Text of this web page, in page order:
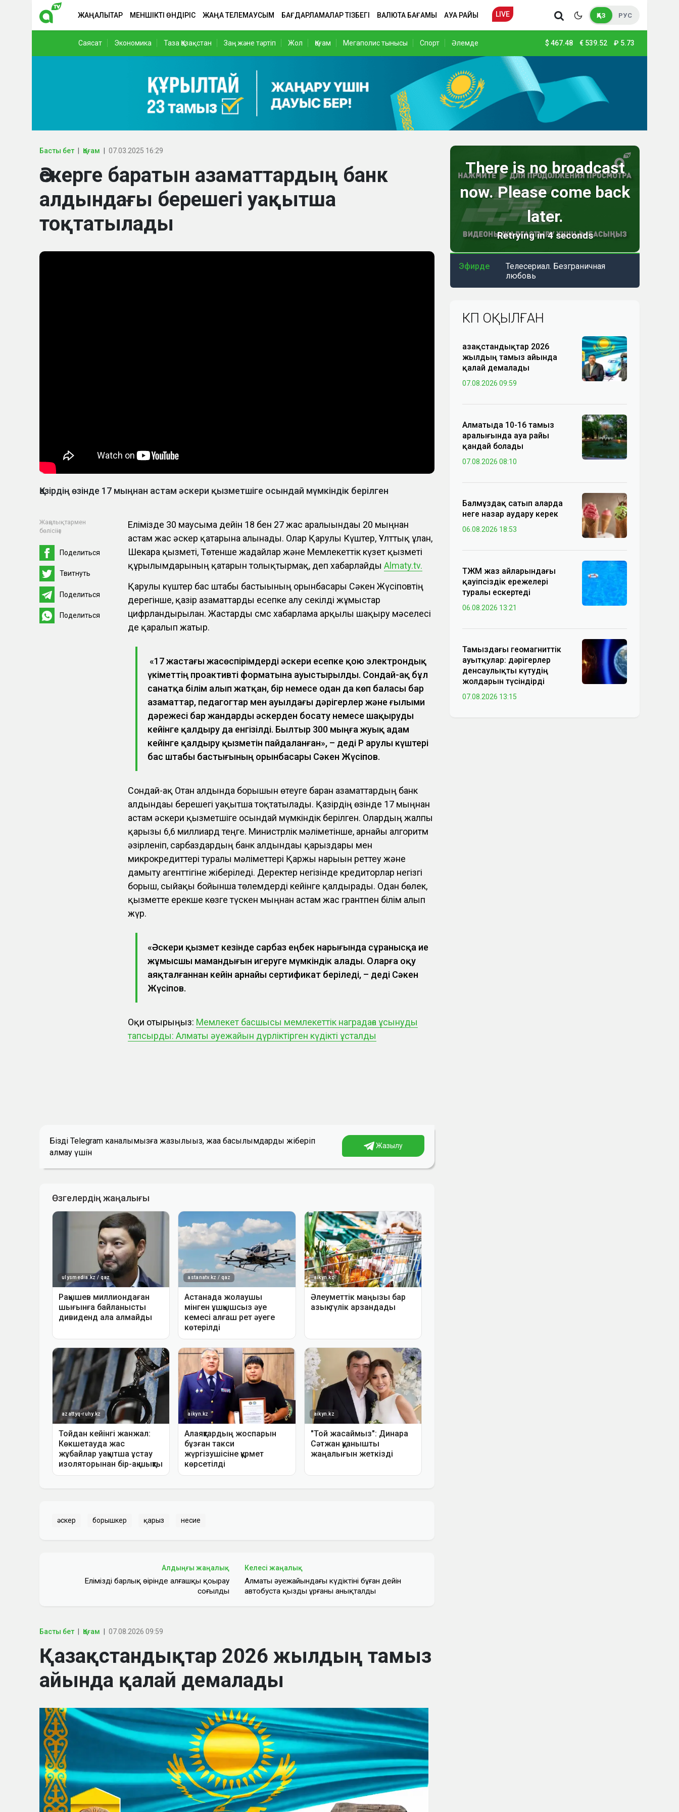
ЖАҢАЛЫҚТАР МЕНШІКТІ ӨНДІРІС ЖАҢА ТЕЛЕМАУСЫМ БАҒДАРЛАМАЛАР ТІЗБЕГІ ВАЛЮТА БАҒАМЫ АУА РАЙЫ LIVE ҚАЗ РУС
Саясат Экономика Таза Қазақстан Заң және тәртіп Жол Қоғам Мегаполис тынысы Спорт Әлемде $ 467.48 € 539.52 ₽ 5.73
Басты бет Қоғам 07.03.2025 16:29
Әскерге баратын азаматтардың банк
алдындағы берешегі уақытша
тоқтатылады
Қазірдің өзінде 17 мыңнан астам әскери қызметшіге осындай мүмкіндік берілген
Жаңалықтармен
бөлісіңіз
Поделиться
Твитнуть
Поделиться
Поделиться
Елімізде 30 маусымға дейін 18 бен 27 жас аралығындағы 20 мыңнан
астам жас әскер қатарына алынады. Олар Қарулы Күштер, Ұлттық ұлан,
Шекара қызметі, Төтенше жағдайлар және Мемлекеттік күзет қызметі
құрылымдарының қатарын толықтырмақ, деп хабарлайдыAlmaty.tv.
Қарулы күштер бас штабы бастығының орынбасары Сәкен Жүсіповтің
дерегінше, қазір азаматтарды есепке алу секілді жұмыстар
цифрландырылған. Жастарды смс хабарлама арқылы шақыру мәселесі
де қаралып жатыр.
«17 жастағы жасөспірімдерді әскери есепке қою электрондық
үкіметтің проактивті форматына ауыстырылды. Сондай-ақ бұл
санатқа білім алып жатқан, бір немесе одан да көп баласы бар
азаматтар, педагогтар мен ауылдағы дәрігерлер және ғылыми
дәрежесі бар жандарды әскерден босату немесе шақыруды
кейінге қалдыру да енгізілді. Былтыр 300 мыңға жуық адам
кейінге қалдыру қызметін пайдаланған», – деді ҚР Қарулы күштері
бас штабы бастығының орынбасары Сәкен Жүсіпов.
Сондай-ақ Отан алдында борышын өтеуге барған азаматтардың банк
алдындағы берешегі уақытша тоқтатылады. Қазірдің өзінде 17 мыңнан
астам әскери қызметшіге осындай мүмкіндік берілген. Олардың жалпы
қарызы 6,6 миллиард теңге. Министрлік мәліметінше, арнайы алгоритм
әзірленіп, сарбаздардың банк алдындағы қарыздары мен
микрокредиттері туралы мәліметтері Қаржы нарығын реттеу және
дамыту агенттігіне жіберіледі. Деректер негізінде кредиторлар негізгі
борыш, сыйақы бойынша төлемдерді кейінге қалдырады. Одан бөлек,
қызметте ерекше көзге түскен мыңнан астам жас грантпен білім алып
жүр.
«Әскери қызмет кезінде сарбаз еңбек нарығында сұранысқа ие
жұмысшы мамандығын игеруге мүмкіндік алады. Оларға оқу
аяқталғаннан кейін арнайы сертификат беріледі, – деді Сәкен
Жүсіпов.
Оқи отырыңыз: Мемлекет басшысы мемлекеттік наградаға ұсынуды
тапсырды: Алматы әуежайын дүрліктірген күдікті ұсталды
Біздің Telegram каналымызға жазылыңыз, жаңа басылымдарды жіберіп
алмау үшін
Жазылу
әскер борышкер қарыз несие
Алдыңғы жаңалық
Еліміздің барлық өңірінде алғашқы қоңырау
соғылды
Келесі жаңалық
Алматы әуежайындағы күдіктінің бұған дейін
автобуста қызды ұрғаны анықталды
Басты бет Қоғам 07.08.2026 09:59
Қазақстандықтар 2026 жылдың тамыз
айында қалай демалады
Эфирде
Телесериал. Безграничная
любовь
КӨП ОҚЫЛҒАН
Қазақстандықтар 2026
жылдың тамыз айында
қалай демалады
07.08.2026 09:59
Алматыда 10-16 тамыз
аралығында ауа райы
қандай болады
07.08.2026 08:10
Балмұздақ сатып аларда
неге назар аудару керек
06.08.2026 18:53
ТЖМ жаз айларындағы
қауіпсіздік ережелері
туралы ескертеді
06.08.2026 13:21
Тамыздағы геомагниттік
ауытқулар: дәрігерлер
денсаулықты күтудің
жолдарын түсіндірді
07.08.2026 13:15